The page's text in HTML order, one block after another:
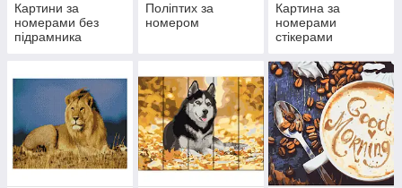
Картини за
номерами без
підрамника
Поліптих за
номером
Картина за
номерами
стікерами